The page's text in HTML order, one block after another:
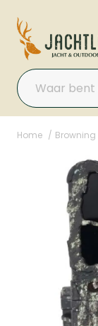
Home Browning